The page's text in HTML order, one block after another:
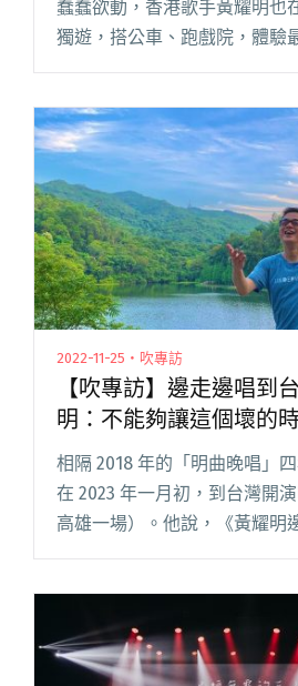
蠢蠢欲動，香港歌手黃耀明也
獨遊，搭公車、跑戲院，體驗
面，三位香港人約吃飯沒選擇
明來台會面「詞神」林夕、潘
專場翻唱台語歌"
2022-11-25・吹專訪
【吹專訪】邊走邊唱到
明：不能夠讓這個壞的
尋找快樂的力量。
相隔 2018 年的「明曲晚唱」
在 2023 年一月初，到台灣開
高雄一場）。他說，《黃耀明
規模並非過去那種在香港大秀
明：不能夠讓這個壞的時代，
的力量。"